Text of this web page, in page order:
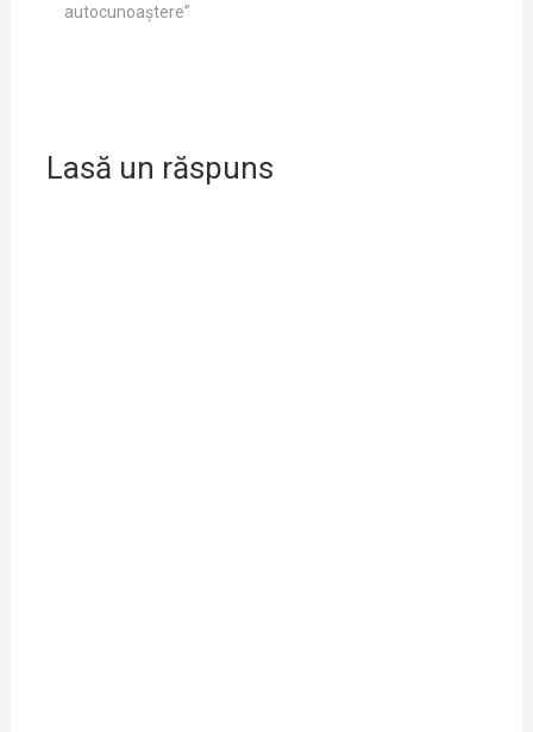
autocunoaştere”
Lasă un răspuns